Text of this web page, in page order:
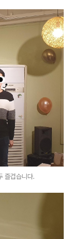
즐겁습니다.